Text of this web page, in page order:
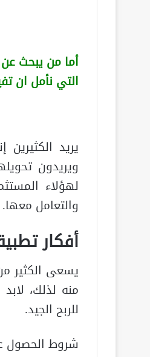
أما من يبحث عن
التي نأمل ان
يريد الكثيرين
ويريدون
لهؤلاء
والتعامل معها.
أفكار
يسعى الكثير
منه لذلك،
للربح الجيد.
شروط الحصول